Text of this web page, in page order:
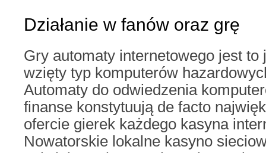
Działanie w fanów oraz grę
Gry automaty internetowego jest to
wzięty typ komputerów
Automaty do odwiedzenia
finanse konstytuują de facto
ofercie gierek każdego kasyna
Nowatorskie lokalne kasyno